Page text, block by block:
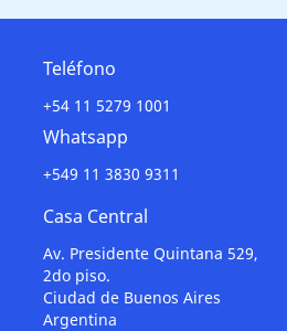
Teléfono
+54 11 5279 1001
Whatsapp
+549 11 3830 9311
Casa Central
Av. Presidente Quintana 529,
2do piso.
Ciudad de Buenos Aires
Argentina